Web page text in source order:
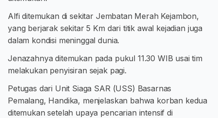
Alfi ditemukan di sekitar Jembatan Merah Kejambon,
yang berjarak sekitar 5 Km dari titik awal kejadian juga
dalam kondisi meninggal dunia.
Jenazahnya ditemukan pada pukul 11.30 WIB usai tim
melakukan penyisiran sejak pagi.
Petugas dari Unit Siaga SAR (USS) Basarnas
Pemalang, Handika, menjelaskan bahwa korban kedua
ditemukan setelah upaya pencarian intensif di